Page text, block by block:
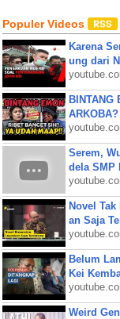
Populer Videos
Karena
ung dari
BINTANG
ARKOBA?
Serem,
dela SMP
Novel
an Saja
Belum
Kei
Weird